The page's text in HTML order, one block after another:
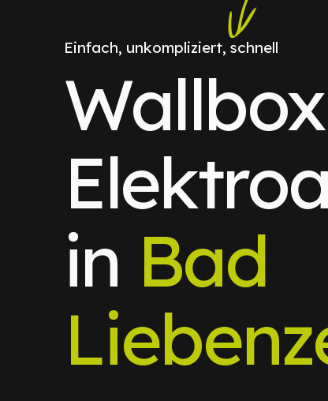
Einfach, unkompliziert, schnell
in Bad